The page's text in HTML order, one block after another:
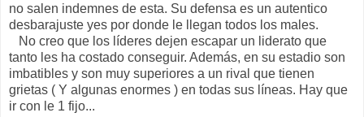
no salen indemnes de esta. Su defensa es un autentico
desbarajuste yes por donde le llegan todos los males.
No creo que los líderes dejen escapar un liderato que
tanto les ha costado conseguir. Además, en su estadio son
imbatibles y son muy superiores a un rival que tienen
grietas ( Y algunas enormes ) en todas sus líneas. Hay que
ir con le 1 fijo...